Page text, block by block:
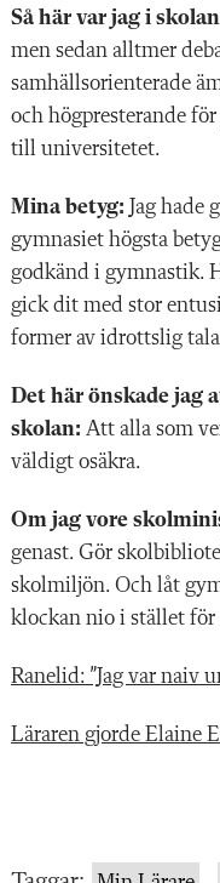
Så här var jag i
men sedan alltmer
samhällsorienterade
och högpresterande
till universitetet.
Mina betyg: Jag hade
gymnasiet högsta
godkänd i gymnastik.
gick dit med stor
former av idrottslig
Det här önskade jag
skolan: Att alla som
väldigt osäkra.
Om jag vore
genast. Gör
skolmiljön. Och låt
klockan nio i stället för
Ranelid: ”Jag var naiv
Läraren gjorde Elaine